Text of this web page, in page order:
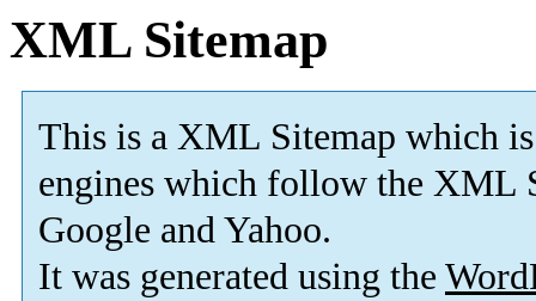
XML Sitemap
This is a XML Sitemap which is
engines which follow the XML
Google and Yahoo.
It was generated using the